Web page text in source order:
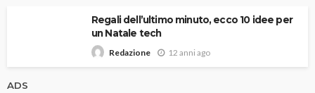
Regali dell’ultimo minuto, ecco 10 idee per
un Natale tech
Redazione 12 anni ago
ADS